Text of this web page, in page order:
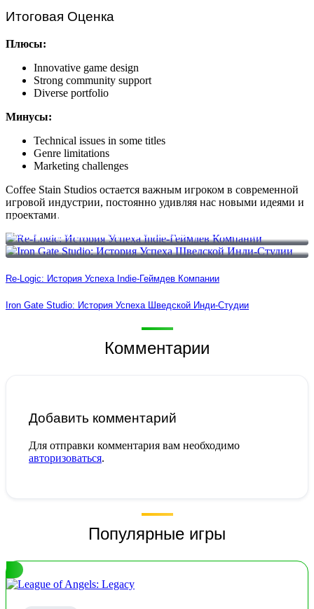
Итоговая Оценка
Плюсы:
Innovative game design
Strong community support
Diverse portfolio
Минусы:
Technical issues in some titles
Genre limitations
Marketing challenges
Coffee Stain Studios остается важным игроком в современной
игровой индустрии, постоянно удивляя нас новыми идеями и
проектами.
Re-Logic: История Успеха Indie-Геймдев Компании
Iron Gate Studio: История Успеха Шведской Инди-Студии
Re-Logic: История Успеха Indie-Геймдев Компании
Iron Gate Studio: История Успеха Шведской Инди-Студии
Комментарии
Добавить комментарий
Для отправки комментария вам необходимо
авторизоваться.
Популярные игры